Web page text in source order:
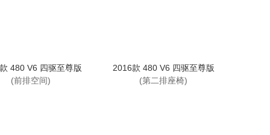
480 V6 四驱至尊版
(前排空间)
2016款 480 V6 四驱至尊版
(第二排座椅)